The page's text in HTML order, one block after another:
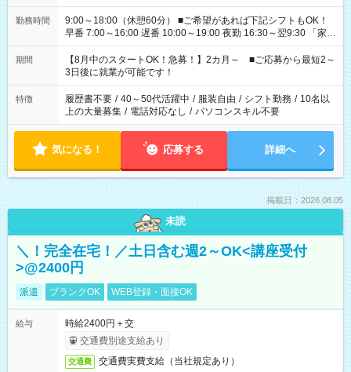
勤務時間
9:00～18:00（休憩60分） ■ご希望があれば下記シフトもOK！
早番 7:00～16:00 遅番 10:00～19:00 夜勤 16:30～翌9:30 「家族
と休みを合わせたい」 「余裕を持って夕飯の準備がしたい」
「できれば残業はしたくない」 など、ご希望を教えてください
ね。 ※Wワーク希望の方へ 今ご覧のお仕事で希望する勤務時間
と、もう1つのお仕事の勤務時間。 合計で週40時間を超える場
合は応募できません。
期間
【8月中のスタートOK！急募！】2カ月～ ■ご応募から最短2～
3日後に就業が可能です！
特徴 履歴書不要 / 40～50代活躍中 / 服装自由 / シフト勤務 / 10名以
上の大量募集 / 電話対応なし / パソコンスキル不要
気になる！ 応募する 詳細へ
掲載日：2026.08.05
未読
＼！完全在宅！／土日含む週2～OK<講座受付
>@2400円
派遣 ブランクOK WEB登録・面接OK
給与
時給2400円＋交
交通費別途支給あり
交通費 交通費実費支給（当社規定あり）